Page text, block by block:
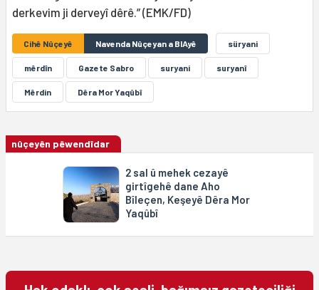
derkevim ji derveyî dêrê.” (EMK/FD)
Cihê Nûçeyê Navenda Nûçeyan a BIAyê süryani
mêrdîn Gazete Sabro suryani suryanî
Mêrdin Dêra Mor Yaqûbî
nûçeyên pêwendîdar
2 sal û mehek cezayê
girtîgehê dane Aho
Bîleçen, Keşeyê Dêra Mor
Yaqûbî